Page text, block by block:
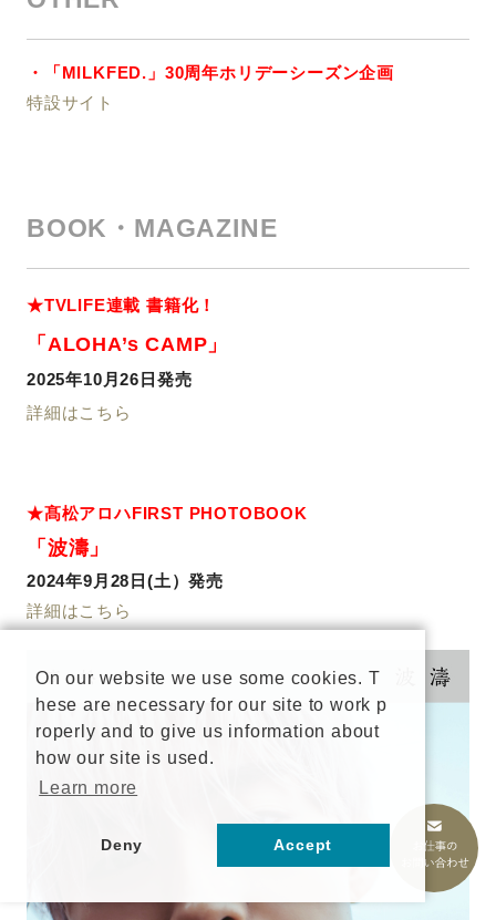
・「MILKFED.」30周年ホリデーシーズン企画
特設サイト
BOOK・MAGAZINE
★TVLIFE連載 書籍化！
「ALOHA’s CAMP」
2025年10月26日発売
詳細はこちら
★髙松アロハFIRST PHOTOBOOK
「波濤」
2024年9月28日(土）発売
詳細はこちら
On our website we use some cookies. T
hese are necessary for our site to work p
roperly and to give us information about
how our site is used.
Learn more
Deny Accept